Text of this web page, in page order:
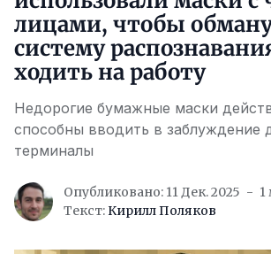
лицами, чтобы
систему
ходить на работу
Недорогие бумажные маски
способны вводить в заблуждение
терминалы
Опубликовано: 11 Дек. 2025
1
Текст: Кирилл Поляков